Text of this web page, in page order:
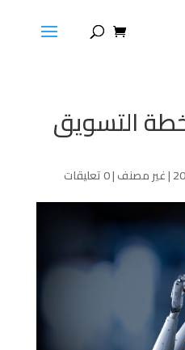
التسويق
|غير مصنف|0 تعليقات